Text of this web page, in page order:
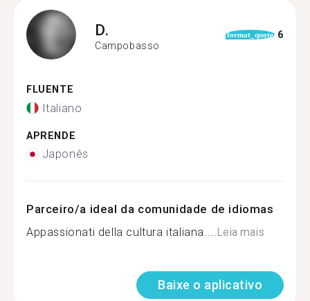
D.
Campobasso
format_quote 6
FLUENTE
Italiano
APRENDE
Japonês
Parceiro/a ideal da comunidade de idiomas
Appassionati della cultura italiana....Leia mais
Baixe o aplicativo